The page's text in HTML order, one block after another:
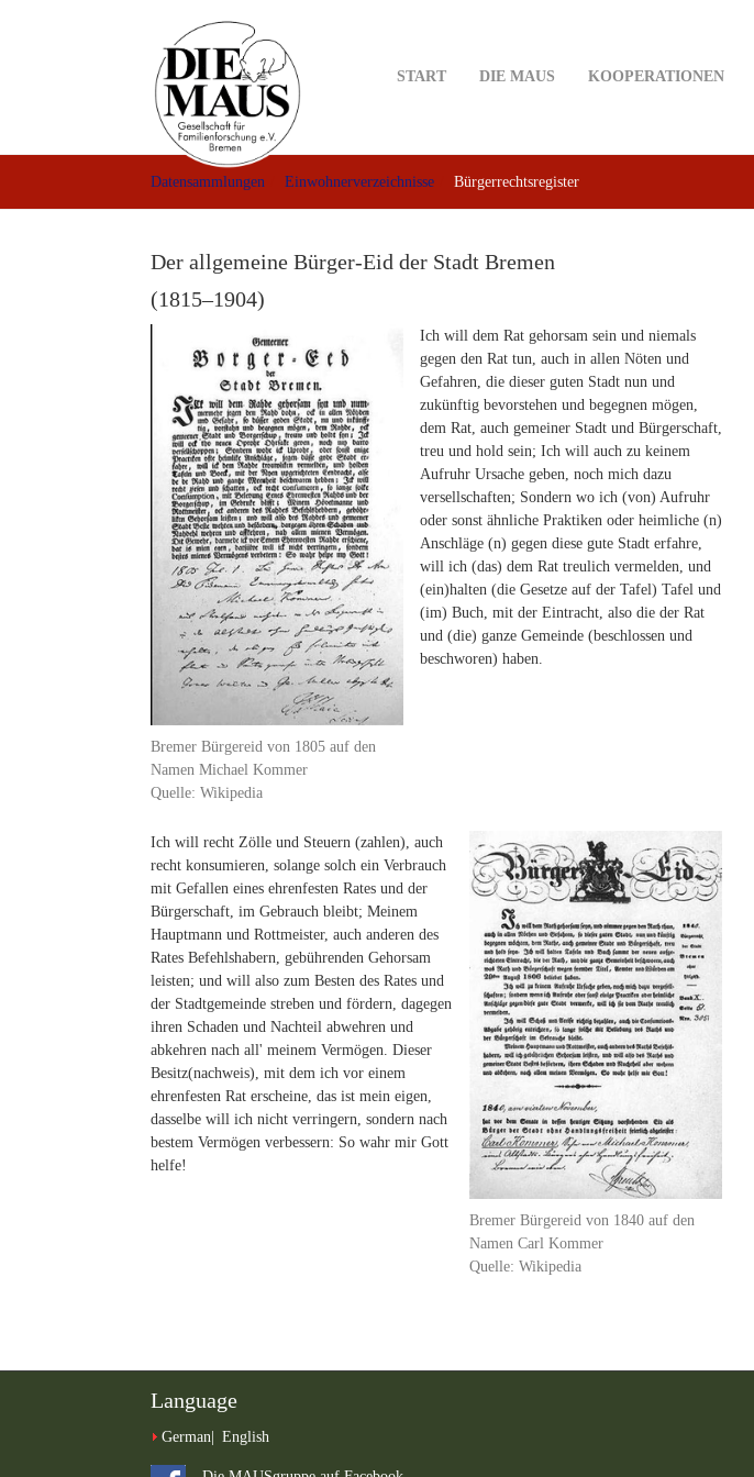
START DIE MAUS KOOPERATIONEN
Datensammlungen Einwohnerverzeichnisse Bürgerrechtsregister
Der allgemeine Bürger-Eid der Stadt Bremen
(1815–1904)
Bremer Bürgereid von 1805 auf den
Namen Michael Kommer
Quelle: Wikipedia
Ich will dem Rat gehorsam sein und niemals
gegen den Rat tun, auch in allen Nöten und
Gefahren, die dieser guten Stadt nun und
zukünftig bevorstehen und begegnen mögen,
dem Rat, auch gemeiner Stadt und Bürgerschaft,
treu und hold sein; Ich will auch zu keinem
Aufruhr Ursache geben, noch mich dazu
versellschaften; Sondern wo ich (von) Aufruhr
oder sonst ähnliche Praktiken oder heimliche (n)
Anschläge (n) gegen diese gute Stadt erfahre,
will ich (das) dem Rat treulich vermelden, und
(ein)halten (die Gesetze auf der Tafel) Tafel und
(im) Buch, mit der Eintracht, also die der Rat
und (die) ganze Gemeinde (beschlossen und
beschworen) haben.
Bremer Bürgereid von 1840 auf den
Namen Carl Kommer
Quelle: Wikipedia
Ich will recht Zölle und Steuern (zahlen), auch
recht konsumieren, solange solch ein Verbrauch
mit Gefallen eines ehrenfesten Rates und der
Bürgerschaft, im Gebrauch bleibt; Meinem
Hauptmann und Rottmeister, auch anderen des
Rates Befehlshabern, gebührenden Gehorsam
leisten; und will also zum Besten des Rates und
der Stadtgemeinde streben und fördern, dagegen
ihren Schaden und Nachteil abwehren und
abkehren nach all' meinem Vermögen. Dieser
Besitz(nachweis), mit dem ich vor einem
ehrenfesten Rat erscheine, das ist mein eigen,
dasselbe will ich nicht verringern, sondern nach
bestem Vermögen verbessern: So wahr mir Gott
helfe!
Language
German English